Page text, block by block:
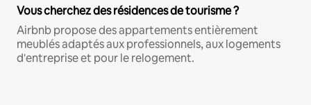
Vous cherchez des résidences de tourisme ?
Airbnb propose des appartements entièrement
meublés adaptés aux professionnels, aux logements
d'entreprise et pour le relogement.